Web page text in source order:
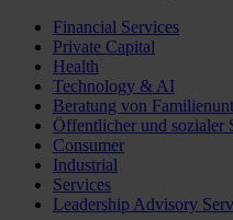
Financial Services
Private Capital
Health
Technology & AI
Beratung von
Öffentlicher und sozialer
Consumer
Industrial
Services
Leadership Advisory